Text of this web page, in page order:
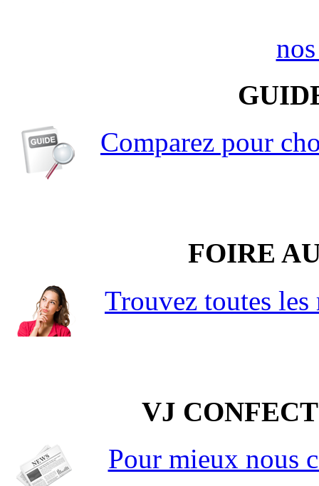
Comparez pour
FOIRE
Trouvez toutes les
VJ
Pour mieux nous